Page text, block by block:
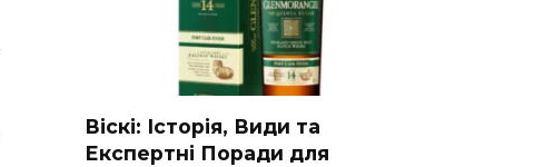
Віскі: Історія, Види та
Експертні Поради для